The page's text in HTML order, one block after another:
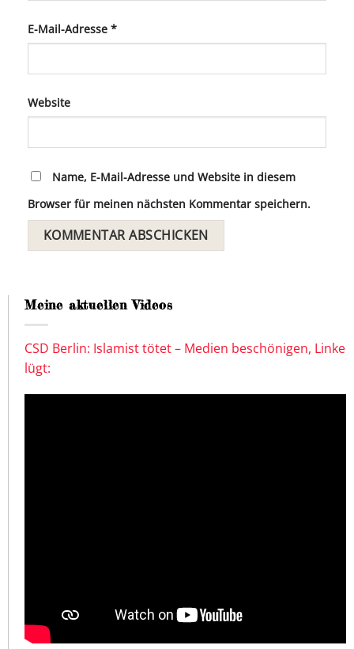
E-Mail-Adresse *
Website
Name, E-Mail-Adresse und Website in diesem
Browser für meinen nächsten Kommentar speichern.
Meine aktuellen Videos
CSD Berlin: Islamist tötet – Medien beschönigen, Linke
lügt: